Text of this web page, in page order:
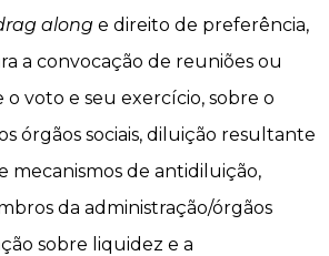
along e direito de preferência,
a convocação de reuniões ou
o voto e seu exercício, sobre o
órgãos sociais, diluição resultante
mecanismos de antidiluição,
da administração/órgãos
sobre liquidez e a